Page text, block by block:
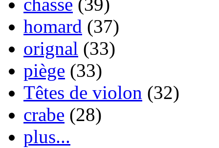
chasse (39)
homard (37)
orignal (33)
piège (33)
Têtes de violon (32)
crabe (28)
plus...